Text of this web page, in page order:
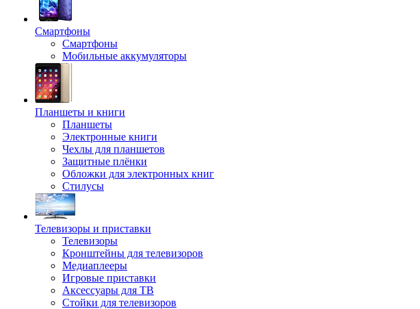
Смартфоны
Смартфоны
Мобильные аккумуляторы
Планшеты и книги
Планшеты
Электронные книги
Чехлы для планшетов
Защитные плёнки
Обложки для электронных книг
Стилусы
Телевизоры и приставки
Телевизоры
Кронштейны для телевизоров
Медиаплееры
Игровые приставки
Аксессуары для ТВ
Стойки для телевизоров